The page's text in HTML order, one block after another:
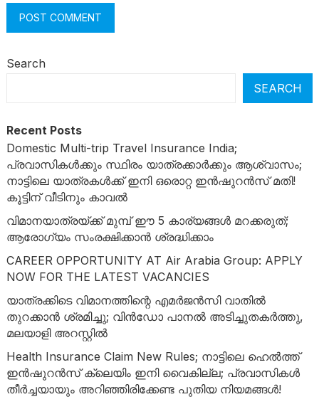
Search
SEARCH
Recent Posts
Domestic Multi-trip Travel Insurance India;
പ്രവാസികൾക്കും സ്ഥിരം യാത്രക്കാർക്കും ആശ്വാസം;
നാട്ടിലെ യാത്രകൾക്ക് ഇനി ഒരൊറ്റ ഇൻഷുറൻസ് മതി!
കൂട്ടിന് വീടിനും കാവൽ
വിമാനയാത്രയ്ക്ക് മുമ്പ് ഈ 5 കാര്യങ്ങൾ മറക്കരുത്;
ആരോഗ്യം സംരക്ഷിക്കാൻ ശ്രദ്ധിക്കാം
CAREER OPPORTUNITY AT Air Arabia Group: APPLY
NOW FOR THE LATEST VACANCIES
യാത്രക്കിടെ വിമാനത്തിന്റെ എമർജൻസി വാതിൽ
തുറക്കാൻ ശ്രമിച്ചു; വിൻഡോ പാനൽ അടിച്ചുതകർത്തു,
മലയാളി അറസ്റ്റിൽ
Health Insurance Claim New Rules; നാട്ടിലെ ഹെൽത്ത്
ഇൻഷുറൻസ് ക്ലെയിം ഇനി വൈകില്ല; പ്രവാസികൾ
തീർച്ചയായും അറിഞ്ഞിരിക്കേണ്ട പുതിയ നിയമങ്ങൾ!